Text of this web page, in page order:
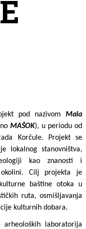
pod nazivom Mala
MAŠOK), u periodu od
Korčule. Projekt se
lokalnog stanovništva,
kao znanosti i
Cilj projekta je
baštine otoka u
ruta, osmišljavanja
kulturnih dobara.
laboratorija